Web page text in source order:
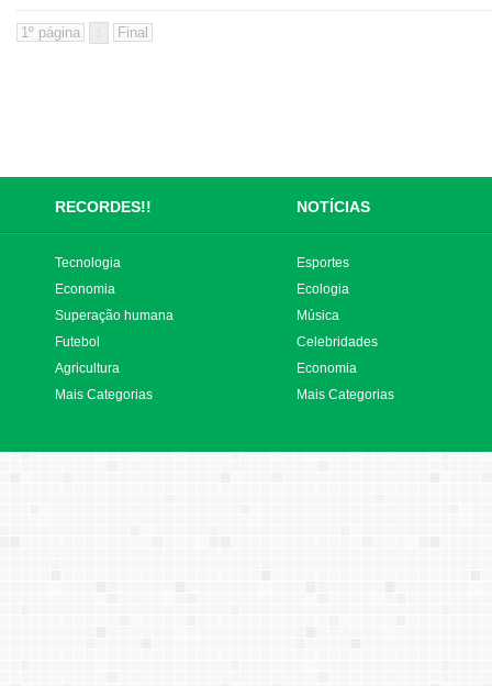
RECORDES!! NOTÍCIAS
Tecnologia
Economia
Superação humana
Futebol
Agricultura
Mais Categorias
Esportes
Ecologia
Música
Celebridades
Economia
Mais Categorias